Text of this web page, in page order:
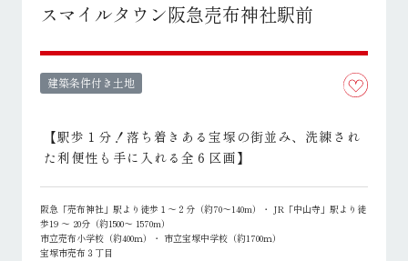
スマイルタウン阪急売布神社駅前
建築条件付き土地
【駅歩１分！落ち着きある宝塚の街並み、洗練され
た利便性も手に入れる全６区画】
阪急「売布神社」駅より徒歩１～２分（約70～140m）・ JR「中山寺」駅より徒
歩19 ～ 20分（約1500～ 1570m）
市立売布小学校（約400ｍ）・ 市立宝塚中学校（約1700ｍ）
宝塚市売布３丁目